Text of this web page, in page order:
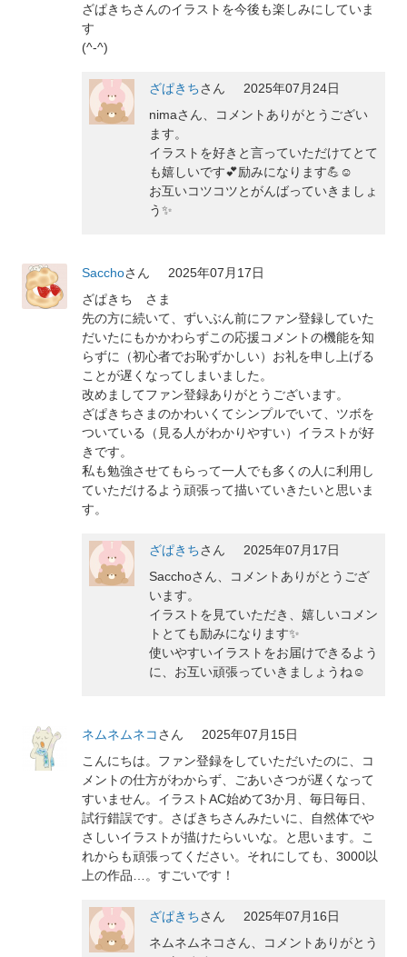
ざぱきちさんのイラストを今後も楽しみにしていま
す
(^-^)
ざぱきちさん
2025年07月24日
nimaさん、コメントありがとうござい
ます。
イラストを好きと言っていただけてとて
も嬉しいです💕励みになります💪☺️
お互いコツコツとがんばっていきましょ
う✨
Sacchoさん
2025年07月17日
ざぱきち さま
先の方に続いて、ずいぶん前にファン登録していた
だいたにもかかわらずこの応援コメントの機能を知
らずに（初心者でお恥ずかしい）お礼を申し上げる
ことが遅くなってしまいました。
改めましてファン登録ありがとうございます。
ざぱきちさまのかわいくてシンプルでいて、ツボを
ついている（見る人がわかりやすい）イラストが好
きです。
私も勉強させてもらって一人でも多くの人に利用し
ていただけるよう頑張って描いていきたいと思いま
す。
ざぱきちさん
2025年07月17日
Sacchoさん、コメントありがとうござ
います。
イラストを見ていただき、嬉しいコメン
トとても励みになります✨
使いやすいイラストをお届けできるよう
に、お互い頑張っていきましょうね☺️
ネムネムネコさん
2025年07月15日
こんにちは。ファン登録をしていただいたのに、コ
メントの仕方がわからず、ごあいさつが遅くなって
すいません。イラストAC始めて3か月、毎日毎日、
試行錯誤です。さばきちさんみたいに、自然体でや
さしいイラストが描けたらいいな。と思います。こ
れからも頑張ってください。それにしても、3000以
上の作品…。すごいです！
ざぱきちさん
2025年07月16日
ネムネムネコさん、コメントありがとう